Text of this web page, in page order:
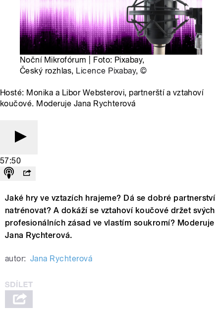
Noční Mikrofórum | Foto: Pixabay,
Český rozhlas, Licence Pixabay,©
Hosté: Monika a Libor Websterovi, partnerští a vztahoví
koučové. Moderuje Jana Rychterová
57:50
Jaké hry ve vztazích hrajeme? Dá se dobré partnerství
natrénovat? A dokáží se vztahoví koučové držet svých
profesionálních zásad ve vlastím soukromí? Moderuje
Jana Rychterová.
autor: Jana Rychterová